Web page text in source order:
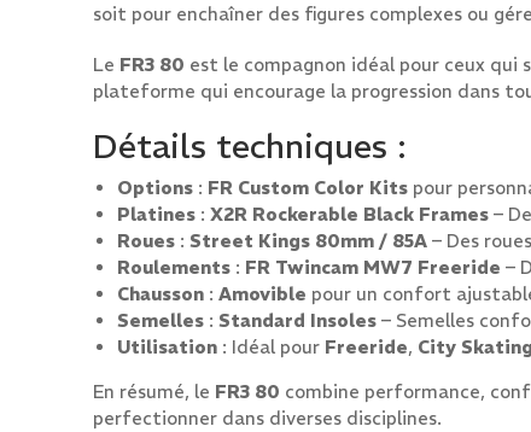
soit pour enchaîner des figures complexes ou
Le FR3 80 est le compagnon idéal pour ceux qui
plateforme qui encourage la progression dans
Détails techniques :
Options : FR Custom Color Kits pour
Platines : X2R Rockerable Black Frames –
Roues : Street Kings 80mm / 85A – Des
Roulements : FR Twincam MW7 Freeride –
Chausson : Amovible pour un confort
Semelles : Standard Insoles – Semelles
Utilisation : Idéal pour Freeride, City Skating
En résumé, le FR3 80 combine performance,
perfectionner dans diverses disciplines.